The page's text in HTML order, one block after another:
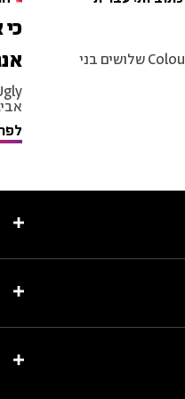
Colours of Time (La venue de l’avenir) שלושים בני